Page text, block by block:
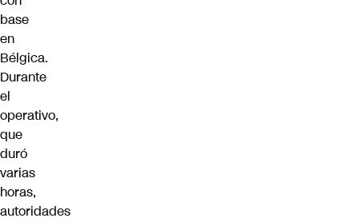
base
en
Bélgica.
Durante
el
operativo,
que
duró
varias
horas,
autoridades